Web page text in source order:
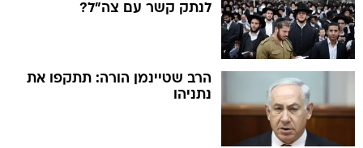
לנתק קשר עם צה"ל?
הרב שטיינמן הורה: תתקפו את
נתניהו